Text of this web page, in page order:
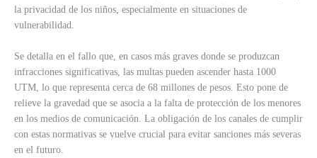
la privacidad de los niños, especialmente en situaciones de
vulnerabilidad.
Se detalla en el fallo que, en casos más graves donde se produzcan
infracciones significativas, las multas pueden ascender hasta 1000
UTM, lo que representa cerca de 68 millones de pesos. Esto pone de
relieve la gravedad que se asocia a la falta de protección de los menores
en los medios de comunicación. La obligación de los canales de cumplir
con estas normativas se vuelve crucial para evitar sanciones más severas
en el futuro.